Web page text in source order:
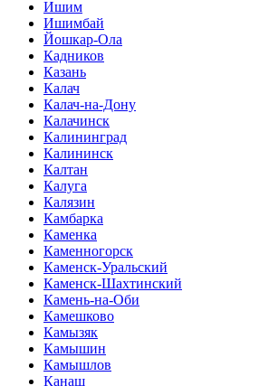
Ишим
Ишимбай
Йошкар-Ола
Кадников
Казань
Калач
Калач-на-Дону
Калачинск
Калининград
Калининск
Калтан
Калуга
Калязин
Камбарка
Каменка
Каменногорск
Каменск-Уральский
Каменск-Шахтинский
Камень-на-Оби
Камешково
Камызяк
Камышин
Камышлов
Канаш